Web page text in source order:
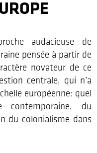
audacieuse de
pensée à partir de
novateur de ce
centrale, qui n’a
européenne: quel
contemporaine, du
du colonialisme dans